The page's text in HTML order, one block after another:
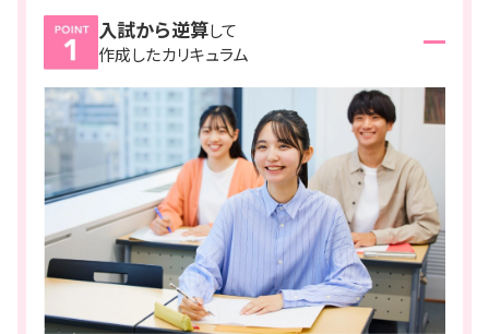
入試から逆算して
作成したカリキュラム